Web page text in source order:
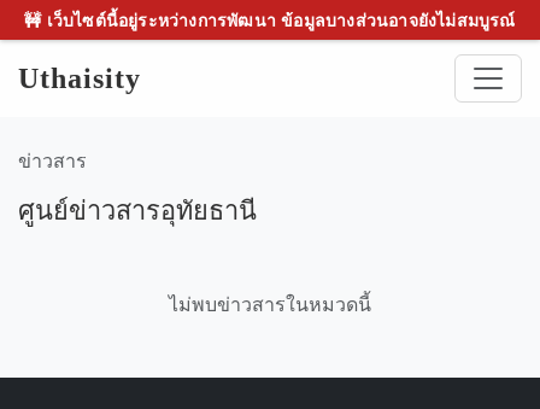
🚧 เว็บไซต์นี้อยู่ระหว่างการพัฒนา ข้อมูลบางส่วนอาจยังไม่สมบูรณ์
Uthaisity
ข่าวสาร
ศูนย์ข่าวสารอุทัยธานี
ไม่พบข่าวสารในหมวดนี้